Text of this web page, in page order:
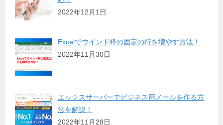
2022年12月1日
Excelでウインド枠の固定の行を増やす方法！
2022年11月30日
エックスサーバーでビジネス用メールを作る方
法を解説！
2022年11月28日